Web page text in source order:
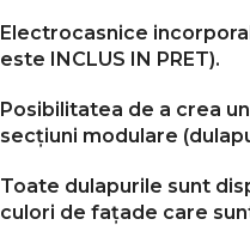
Electrocasnice
este INCLUS IN PRET).
Posibilitatea de a crea
secțiuni modulare
Toate dulapurile sunt
culori de fațade care